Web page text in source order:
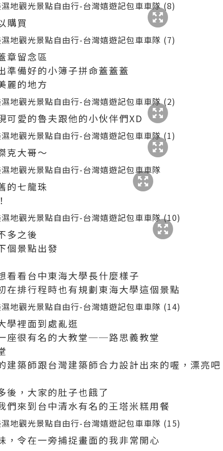
購買
章留念區
準備好的小簿子拼命蓋蓋蓋
麗的地方
可愛的魯夫跟他的小伙伴們XD
克大哥～
的七龍珠
多之後
個景點出發
看看台中東海大學長什麼樣子
在排行程時也有規劃東海大學這個景點
學裡面到處亂逛
座很有名的大教堂──路思義教堂
建築師跟台灣建築師合力設計出來的喔，漂亮吧
後，大家的肚子也餓了
們來到台中清水有名的王塔米糕用餐
，令在一旁捕捉畫面的我非常開心